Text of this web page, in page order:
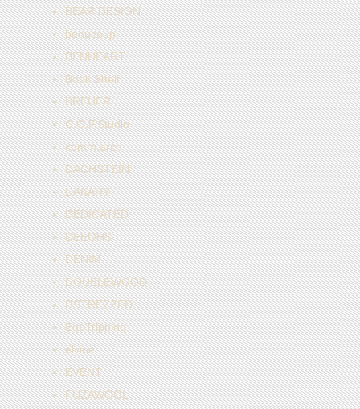
BEAR DESIGN
beaucoup
BENHEART
Book Shelf
BREUER
C.O.F.Studio
comm.arch
DACHSTEIN
DAKARY
DEDICATED
DEEOHS
DENIM
DOUBLEWOOD
DSTREZZED
EgoTripping
elvine
EVENT
FUZAWOOL